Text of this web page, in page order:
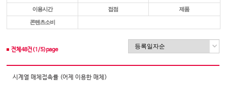
이용시간 접점 제품
콘텐츠소비
전체 48건(1 /5)page
시계열 매체접촉률 (어제 이용한 매체)